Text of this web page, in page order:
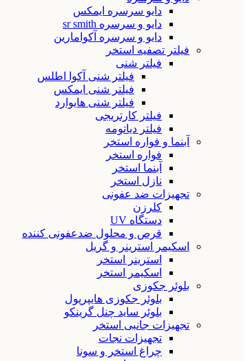
دایو سرسره ایمکس
دایو و سرسره sr smith
دایو و سرسره آکوامارین
فیلتر تصفیه استخر
فیلتر شنی
فیلتر شنی آکوا اطلس
فیلتر شنی ایمکس
فیلتر شنی هایوارد
فیلتر کارتریجی
فیلتر دیاتومه
آبنما و فواره استخر
فواره استخر
آبنما استخر
نازل استخر
تجهیزات ضد عفونی
کلرزن
دستگاه UV
قرص و محلول ضدعفونی کننده
اسکیمر استرینر و گریل
استرینر استخر
اسکیمر استخر
بلوئر جکوزی
بلوئر جکوزی هایپرپول
بلوئر ساید چنل گرینکو
تجهیزات جانبی استخر
تجهیزات نجات
چراغ استخر و سونا